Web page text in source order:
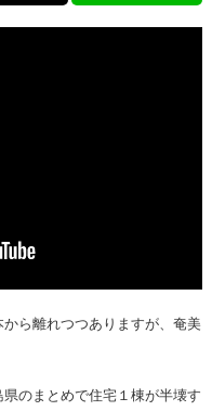
ら離れつつありますが、奄美
のまとめで住宅１棟が半壊す